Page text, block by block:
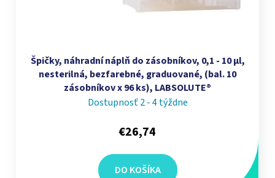
Špičky, náhradní náplň do zásobníkov, 0,1 - 10 µl,
nesterilná, bezfarebné, graduované, (bal. 10
zásobníkov x 96 ks), LABSOLUTE®
Dostupnosť 2 - 4 týždne
€26,74
DO KOŠÍKA